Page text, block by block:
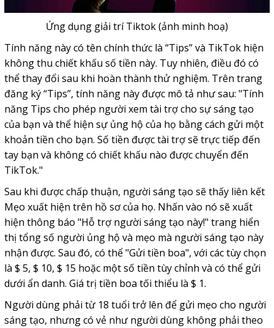
Ứng dụng giải trí Tiktok (ảnh minh hoạ)
Tính năng này có tên chính thức là “Tips” và TikTok hiện
không thu chiết khấu số tiền này. Tuy nhiên, điều đó có
thể thay đổi sau khi hoàn thành thử nghiệm. Trên trang
đăng ký “Tips”, tính năng này được mô tả như sau: "Tính
năng Tips cho phép người xem tài trợ cho sự sáng tạo
của bạn và thể hiện sự ủng hộ của họ bằng cách gửi một
khoản tiền cho bạn. Số tiền được tài trợ sẽ trực tiếp đến
tay bạn và không có chiết khấu nào được chuyển đến
TikTok."
Sau khi được chấp thuận, người sáng tạo sẽ thấy liên kết
Mẹo xuất hiện trên hồ sơ của họ. Nhấn vào nó sẽ xuất
hiện thông báo "Hỗ trợ người sáng tạo này!" trang hiển
thị tổng số người ủng hộ và mẹo mà người sáng tạo này
nhận được. Sau đó, có thể "Gửi tiền boa", với các tùy chọn
là $ 5, $ 10, $ 15 hoặc một số tiền tùy chỉnh và có thể gửi
dưới ẩn danh. Giá trị tiền boa tối thiểu là $ 1.
Người dùng phải từ 18 tuổi trở lên để gửi mẹo cho người
sáng tạo, nhưng có vẻ như người dùng không phải theo